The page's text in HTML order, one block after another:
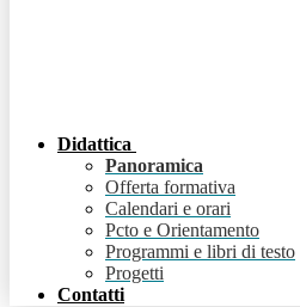
Didattica
Panoramica
Offerta formativa
Calendari e orari
Pcto e Orientamento
Programmi e libri di testo
Progetti
Contatti